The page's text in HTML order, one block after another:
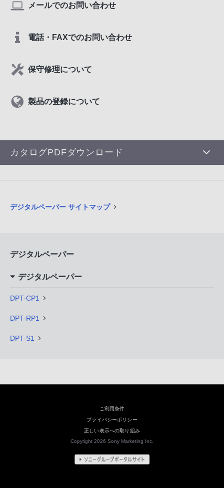
メールでのお問い合わせ
電話・FAXでのお問い合わせ
保守修理について
製品の登録について
カタログPDFダウンロード
デジタルペーパー サイトマップ
デジタルペーパー
デジタルペーパー
DPT-CP1
DPT-RP1
DPT-S1
ご利用条件
プライバシーポリシー
正しい表示への取り組み
Copyright 2026 Sony Marketing Inc.